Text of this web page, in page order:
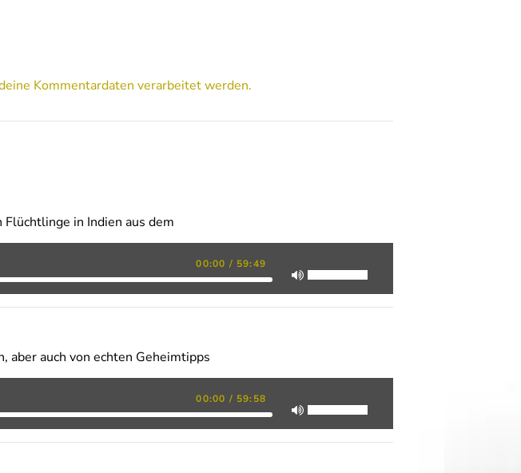
Kommentardaten verarbeitet werden.
in Indien aus dem
00:00 / 59:49
aber auch von echten Geheimtipps
00:00 / 59:58